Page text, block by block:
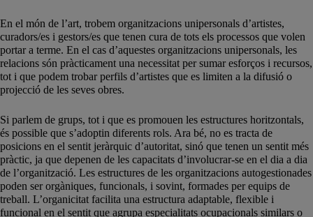
En el món de l’art, trobem organitzacions unipersonals d’artistes,
curadors/es i gestors/es que tenen cura de tots els processos que volen
portar a terme. En el cas d’aquestes organitzacions unipersonals, les
relacions són pràcticament una necessitat per sumar esforços i recursos,
tot i que podem trobar perfils d’artistes que es limiten a la difusió o
projecció de les seves obres.
Si parlem de grups, tot i que es promouen les estructures horitzontals,
és possible que s’adoptin diferents rols. Ara bé, no es tracta de
posicions en el sentit jeràrquic d’autoritat, sinó que tenen un sentit més
pràctic, ja que depenen de les capacitats d’involucrar-se en el dia a dia
de l’organització. Les estructures de les organitzacions autogestionades
poden ser orgàniques, funcionals, i sovint, formades per equips de
treball. L’organicitat facilita una estructura adaptable, flexible i
funcional en el sentit que agrupa especialitats ocupacionals similars o